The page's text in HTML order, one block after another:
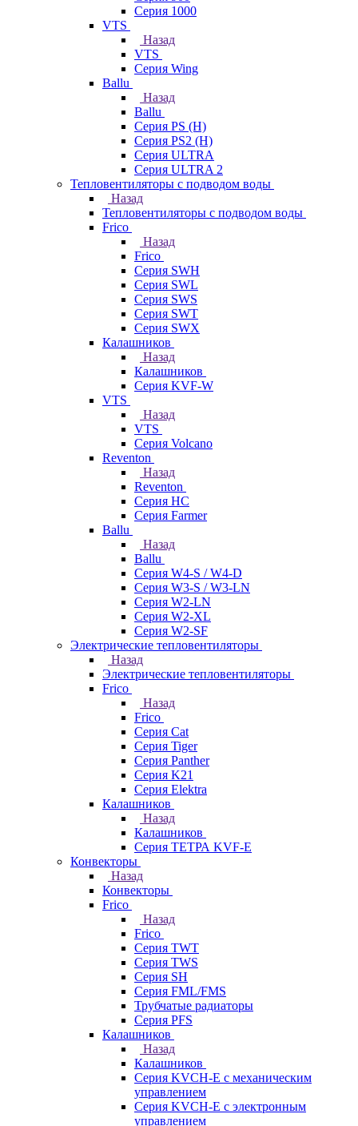
Серия 1000
VTS
Назад
VTS
Серия Wing
Ballu
Назад
Ballu
Серия PS (H)
Серия PS2 (H)
Серия ULTRA
Серия ULTRA 2
Тепловентиляторы с подводом воды
Назад
Тепловентиляторы с подводом воды
Frico
Назад
Frico
Серия SWH
Серия SWL
Серия SWS
Серия SWT
Серия SWX
Калашников
Назад
Калашников
Серия KVF-W
VTS
Назад
VTS
Серия Volcano
Reventon
Назад
Reventon
Серия HC
Серия Farmer
Ballu
Назад
Ballu
Серия W4-S / W4-D
Серия W3-S / W3-LN
Серия W2-LN
Серия W2-XL
Серия W2-SF
Электрические тепловентиляторы
Назад
Электрические тепловентиляторы
Frico
Назад
Frico
Серия Cat
Серия Tiger
Серия Panther
Серия K21
Серия Elektra
Калашников
Назад
Калашников
Серия ТЕТРА KVF-E
Конвекторы
Назад
Конвекторы
Frico
Назад
Frico
Серия TWT
Серия TWS
Серия SH
Серия FML/FMS
Трубчатые радиаторы
Серия PFS
Калашников
Назад
Калашников
Серия KVCH-E с механическим
управлением
Серия KVCH-E с электронным
управлением